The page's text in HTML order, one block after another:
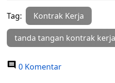
Tag: Kontrak Kerja
tanda tangan kontrak kerja
0 Komentar